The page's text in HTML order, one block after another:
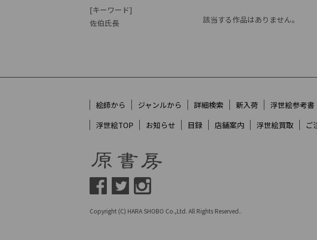
[キーワード]
佐伯氏長
該当する作品はありません。
絵師から ジャンルから 詳細検索 新入荷
浮世絵参考書
浮世絵TOP
お知らせ 目録 店舗案内 浮世絵買取 ご
Copyright (C) HARA SHOBO Co.,Ltd. All Rights Reserved..